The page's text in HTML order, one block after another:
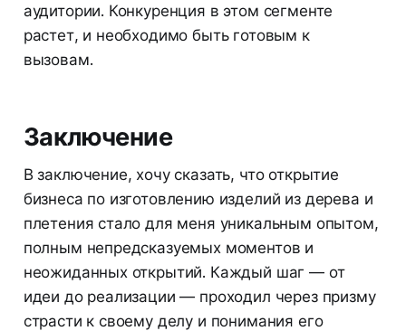
аудитории. Конкуренция в этом сегменте
растет, и необходимо быть готовым к
вызовам.
Заключение
В заключение, хочу сказать, что открытие
бизнеса по изготовлению изделий из дерева и
плетения стало для меня уникальным опытом,
полным непредсказуемых моментов и
неожиданных открытий. Каждый шаг — от
идеи до реализации — проходил через призму
страсти к своему делу и понимания его